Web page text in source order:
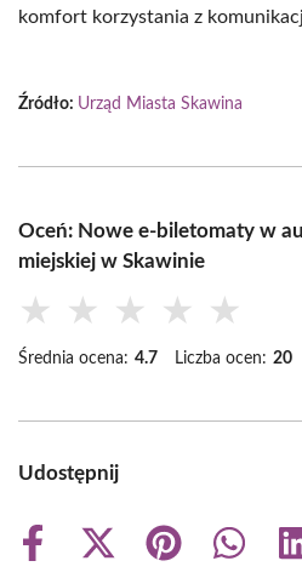
komfort korzystania z
Źródło: Urząd Miasta Skawina
Oceń: Nowe e-biletomaty w
miejskiej w Skawinie
★ ★ ★ ★ ★
Średnia ocena: 4.7 Liczba ocen: 20
Udostępnij
Share
Share
Share
Share